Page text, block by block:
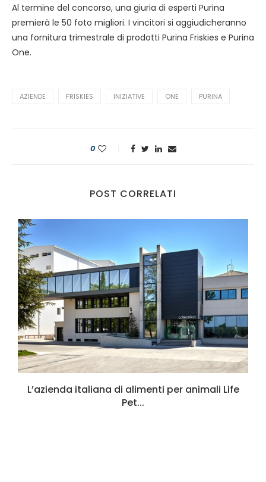
Al termine del concorso, una giuria di esperti Purina
premierà le 50 foto migliori. I vincitori si aggiudicheranno
una fornitura trimestrale di prodotti Purina Friskies e Purina
One.
AZIENDE FRISKIES INIZIATIVE ONE PURINA
0
POST CORRELATI
L’azienda italiana di alimenti per animali Life
Pet...